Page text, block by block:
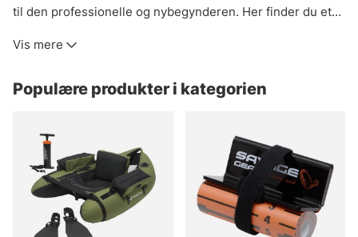
til den professionelle og nybegynderen. Her finder du et
fluefiskestænger, fluefiskerhjul, fluer, fluefiskersæt,
for. Vi arbejder kun med fluefiskeriprodukter fra de kendte
tilbehør fra producenter som Vision, Simms, Patagonia,
A.Jensen, Sage, RIO Loop, Guideline, Pool12 m.fl.
Vis mere
Populære produkter i kategorien